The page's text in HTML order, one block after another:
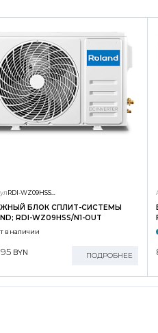
RDI-WZ09HSS/N1-OUT
БЛОК СПЛИТ-СИСТЕМЫ
RDI-WZ09HSS/N1-OUT
в наличии
BYN ПОДРОБНЕЕ